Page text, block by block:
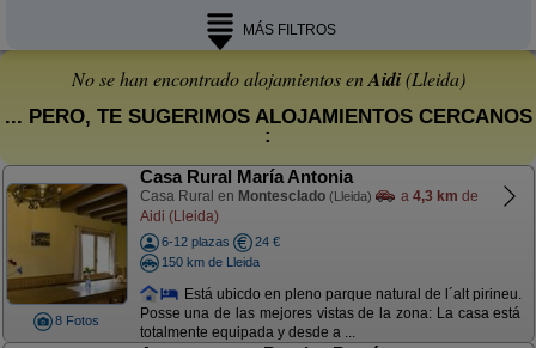
MÁS FILTROS
No se han encontrado alojamientos enAidi(Lleida)
... PERO, TE SUGERIMOS ALOJAMIENTOS CERCANOS
:
8 Fotos
Casa Rural María Antonia
Casa Rural en Montesclado (Lleida) a 4,3 km de
Aidi (Lleida)
6-12 plazas
24 €
150 km de Lleida
Está ubicdo en pleno parque natural de l´alt pirineu.
Posse una de las mejores vistas de la zona: La casa está
totalmente equipada y desde a ...